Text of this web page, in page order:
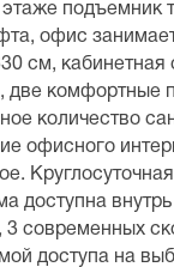
подъемник
офис
см, кабинетная
две комфортные
количество
офисного
доступна
3 современных
доступа на